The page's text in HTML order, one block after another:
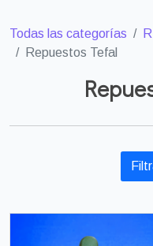
Todas las categorías
Repuestos Tefal